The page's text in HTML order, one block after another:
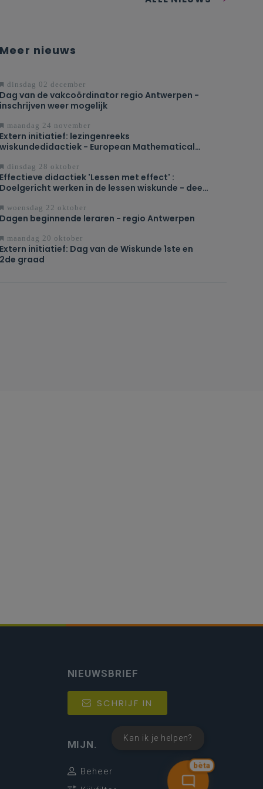
Meer nieuws
dinsdag 02 december
Dag van de vakcoördinator regio Antwerpen -
inschrijven weer mogelijk
maandag 24 november
Extern initiatief: lezingenreeks
wiskundedidactiek - European Mathematical
dinsdag 28 oktober
Effectieve didactiek 'Lessen met effect' :
Doelgericht werken in de lessen wiskunde - deel
woensdag 22 oktober
Dagen beginnende leraren - regio Antwerpen
maandag 20 oktober
Extern initiatief: Dag van de Wiskunde 1ste en
2de graad
bèta
Kan ik je helpen?
NIEUWSBRIEF
SCHRIJF IN
MIJN.
Beheer